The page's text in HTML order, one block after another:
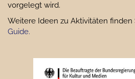
vorgelegt wird.
Weitere Ideen zu Aktivitäten finden
Guide.